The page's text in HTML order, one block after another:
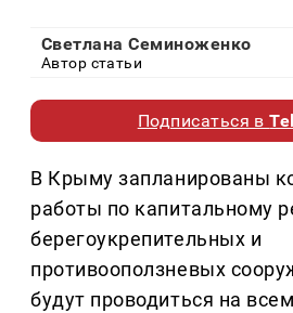
Светлана Семиноженко
Автор статьи
Подписаться в
В Крыму запланированы
работы по капитальному
берегоукрепительных и
противооползневых
будут проводиться на